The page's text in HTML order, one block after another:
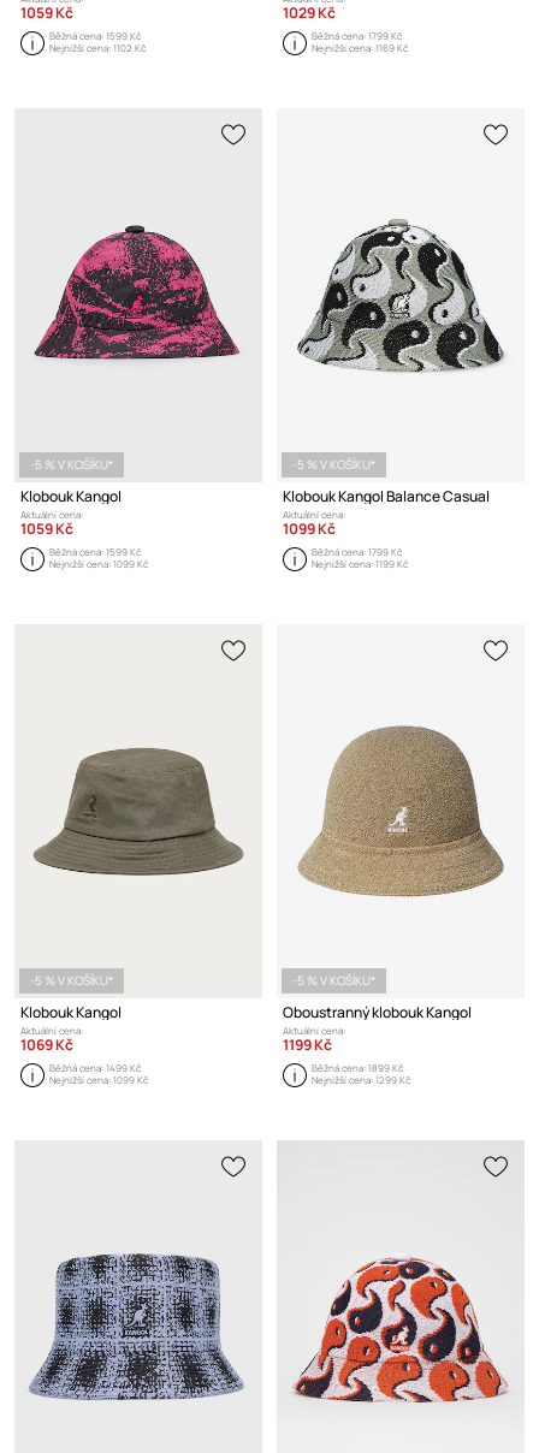
1059 Kč
Běžná cena:1599 Kč
Nejnižší cena:1102 Kč
1029 Kč
Běžná cena:1799 Kč
Nejnižší cena:1169 Kč
-5 % V KOŠÍKU*
Klobouk Kangol
Aktuální cena:
1059 Kč
Běžná cena:1599 Kč
Nejnižší cena:1099 Kč
-5 % V KOŠÍKU*
Klobouk Kangol Balance Casual
Aktuální cena:
1099 Kč
Běžná cena:1799 Kč
Nejnižší cena:1199 Kč
-5 % V KOŠÍKU*
Klobouk Kangol
Aktuální cena:
1069 Kč
Běžná cena:1499 Kč
Nejnižší cena:1099 Kč
-5 % V KOŠÍKU*
Oboustranný klobouk Kangol
Aktuální cena:
1199 Kč
Běžná cena:1899 Kč
Nejnižší cena:1299 Kč